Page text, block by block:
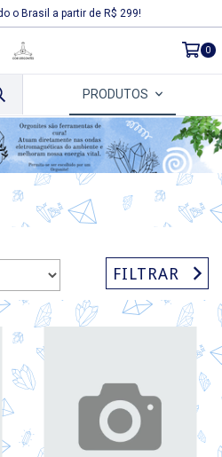
o Brasil a partir de R$ 299!
0
PRODUTOS
FILTRAR